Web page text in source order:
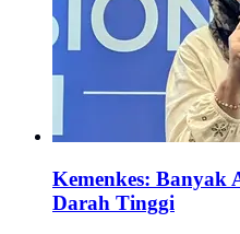
Kemenkes: Banyak
Darah Tinggi